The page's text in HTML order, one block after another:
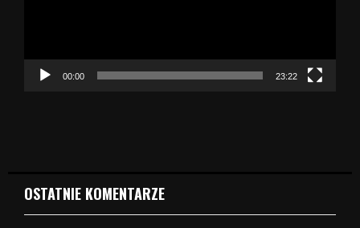
c
00:00 23:22
OSTATNIE KOMENTARZE